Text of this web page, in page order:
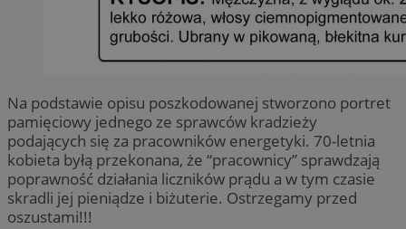
Na podstawie opisu poszkodowanej stworzono portret
pamięciowy jednego ze sprawców kradzieży
podających się za pracowników energetyki. 70-letnia
kobieta byłą przekonana, że “pracownicy” sprawdzają
poprawność działania liczników prądu a w tym czasie
skradli jej pieniądze i biżuterie. Ostrzegamy przed
oszustami!!!